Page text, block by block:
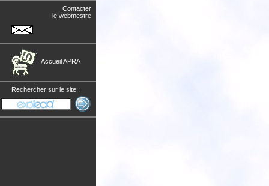
Contacter
le webmestre
Accueil APRA
Rechercher sur le site :